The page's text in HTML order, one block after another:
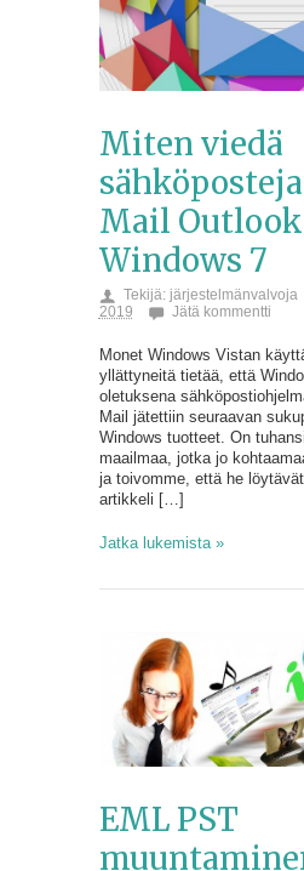
Miten viedä
Mail Outlook
Windows 7
Tekijä: järjestelmänvalvoja
2019
Jätä kommentti
Monet Windows Vistan
yllättyneitä tietää, että
oletuksena
Mail jätettiin seuraavan
Windows tuotteet. On
maailmaa, jotka jo
ja toivomme, että he
artikkeli […]
Jatka lukemista »
EML PST